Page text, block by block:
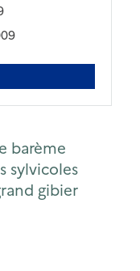
barème
sylvicoles
gibier